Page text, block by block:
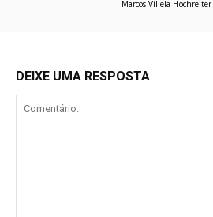
Marcos Villela Hochreiter
DEIXE UMA RESPOSTA